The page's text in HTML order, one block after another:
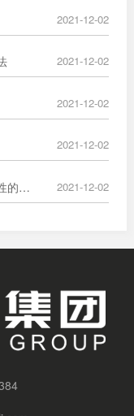
2021-12-02
2021-12-02
2021-12-02
2021-12-02
• 预应力固定管板换热器预变形与应力特性的数值分析 2021-12-02